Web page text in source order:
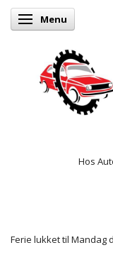
Skifte navigation
Menu
Hos
Ferie lukket til Mandag